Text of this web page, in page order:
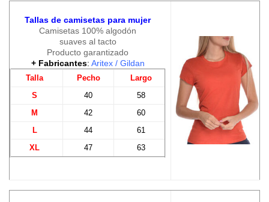
Tallas de camisetas para mujer
Camisetas 100% algodón
suaves al tacto
Producto garantizado
+ Fabricantes: Aritex/ Gildan
Talla Pecho
Largo
S
40
58
M
42
60
L
44
61
XL
47 63